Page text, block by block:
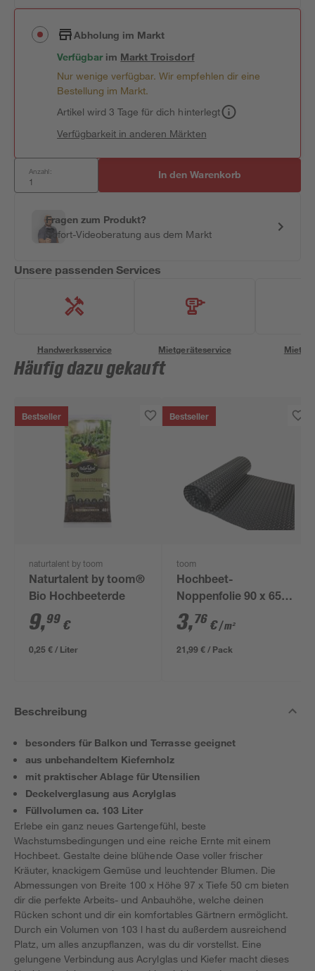
Abholung im Markt
Verfügbar im MarktTroisdorf
Nur wenige verfügbar. Wir empfehlen dir eine
Bestellung im Markt.
Artikel wird 3 Tage für dich hinterlegt
Verfügbarkeit in anderen Märkten
Anzahl: In den Warenkorb
Fragen zum Produkt?
Sofort-Videoberatung aus dem Markt
Unsere passenden Services
Handwerksservice Mietgeräteservice
Häufig dazu gekauft
Bestseller
naturtalent by toom
Naturtalent by toom®
Bio Hochbeeterde
9,99 €
0,25 € / Liter
Bestseller
toom
Hochbeet-
Noppenfolie 90 x 650
cm
3,76 €/ m²
21,99 € / Pack
Beschreibung
besonders für Balkon und Terrasse geeignet
aus unbehandeltem Kiefernholz
mit praktischer Ablage für Utensilien
Deckelverglasung aus Acrylglas
Füllvolumen ca. 103 Liter
Erlebe ein ganz neues Gartengefühl, beste
Wachstumsbedingungen und eine reiche Ernte mit einem
Hochbeet. Gestalte deine blühende Oase voller frischer
Kräuter, knackigem Gemüse und leuchtender Blumen. Die
Abmessungen von Breite 100 x Höhe 97 x Tiefe 50 cm bieten
dir die perfekte Arbeits- und Anbauhöhe, welche deinen
Rücken schont und dir ein komfortables Gärtnern ermöglicht.
Durch ein Volumen von 103 l hast du außerdem ausreichend
Platz, um alles anzupflanzen, was du dir vorstellst. Eine
gelungene Verbindung aus Acrylglas und Kiefer macht dieses